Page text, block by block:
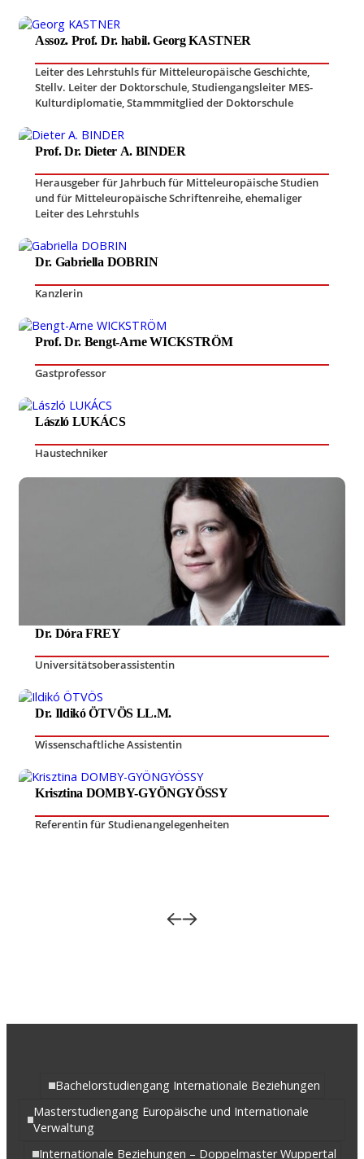
Assoz. Prof. Dr. habil. Georg KASTNER
Leiter des Lehrstuhls für Mitteleuropäische Geschichte
Stellv. Leiter der Doktorschule, Studiengangsleiter MES-
Kulturdiplomatie Stammmitglied der Doktorschule
Prof. Dr. Dieter A. BINDER
Herausgeber für Jahrbuch für Mitteleuropäische Studien
und für Mitteleuropäische Schriftenreihe ehemaliger
Leiter des Lehrstuhls
Dr. Gabriella DOBRIN
Kanzlerin
Prof. Dr. Bengt-Arne WICKSTRÖM
Gastprofessor
László LUKÁCS
Haustechniker
Dr. Dóra FREY
Universitätsoberassistentin
Dr. Ildikó ÖTVÖS LL.M.
Wissenschaftliche Assistentin
Krisztina DOMBY-GYÖNGYÖSSY
Referentin für Studienangelegenheiten
Bachelorstudiengang Internationale Beziehungen
Masterstudiengang Europäische und Internationale
Verwaltung
Internationale Beziehungen – Doppelmaster Wuppertal